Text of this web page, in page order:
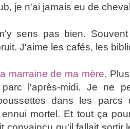
je n'ai jamais eu de
sens pas bien.
J'aime les cafés, les
marraine de ma mère.
l'après-midi. Je ne
dans les parcs
mortel. Et tout ça